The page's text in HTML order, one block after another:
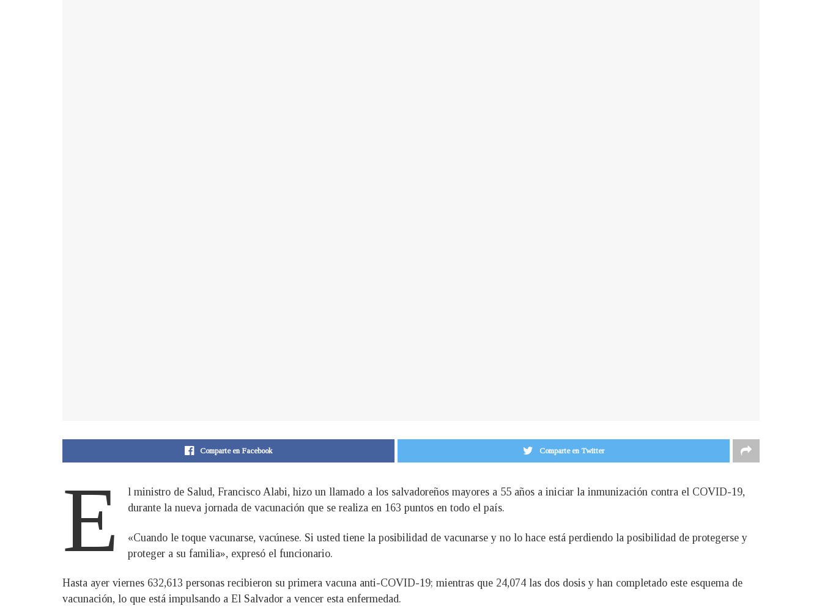
Comparte en Facebook Comparte en Twitter
E
l ministro de Salud, Francisco Alabi, hizo un llamado a los salvadoreños mayores a 55 años a iniciar la inmunización contra el COVID-19,
durante la nueva jornada de vacunación que se realiza en 163 puntos en todo el país.
«Cuando le toque vacunarse, vacúnese. Si usted tiene la posibilidad de vacunarse y no lo hace está perdiendo la posibilidad de protegerse y
proteger a su familia», expresó el funcionario.
Hasta ayer viernes 632,613 personas recibieron su primera vacuna anti-COVID-19; mientras que 24,074 las dos dosis y han completado este esquema de
vacunación, lo que está impulsando a El Salvador a vencer esta enfermedad.